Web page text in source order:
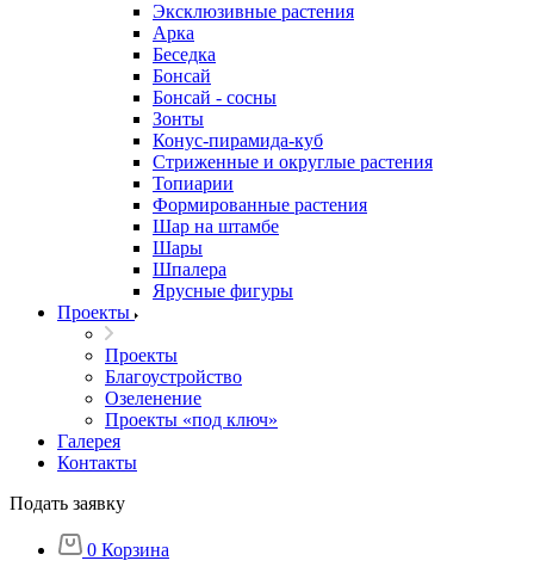
Эксклюзивные растения
Арка
Беседка
Бонсай
Бонсай - сосны
Зонты
Конус-пирамида-куб
Стриженные и округлые растения
Топиарии
Формированные растения
Шар на штамбе
Шары
Шпалера
Ярусные фигуры
Проекты
Проекты
Благоустройство
Озеленение
Проекты «под ключ»
Галерея
Контакты
Подать заявку
0 Корзина